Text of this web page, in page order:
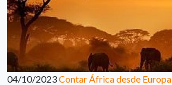
04/10/2023Contar África desde Europa